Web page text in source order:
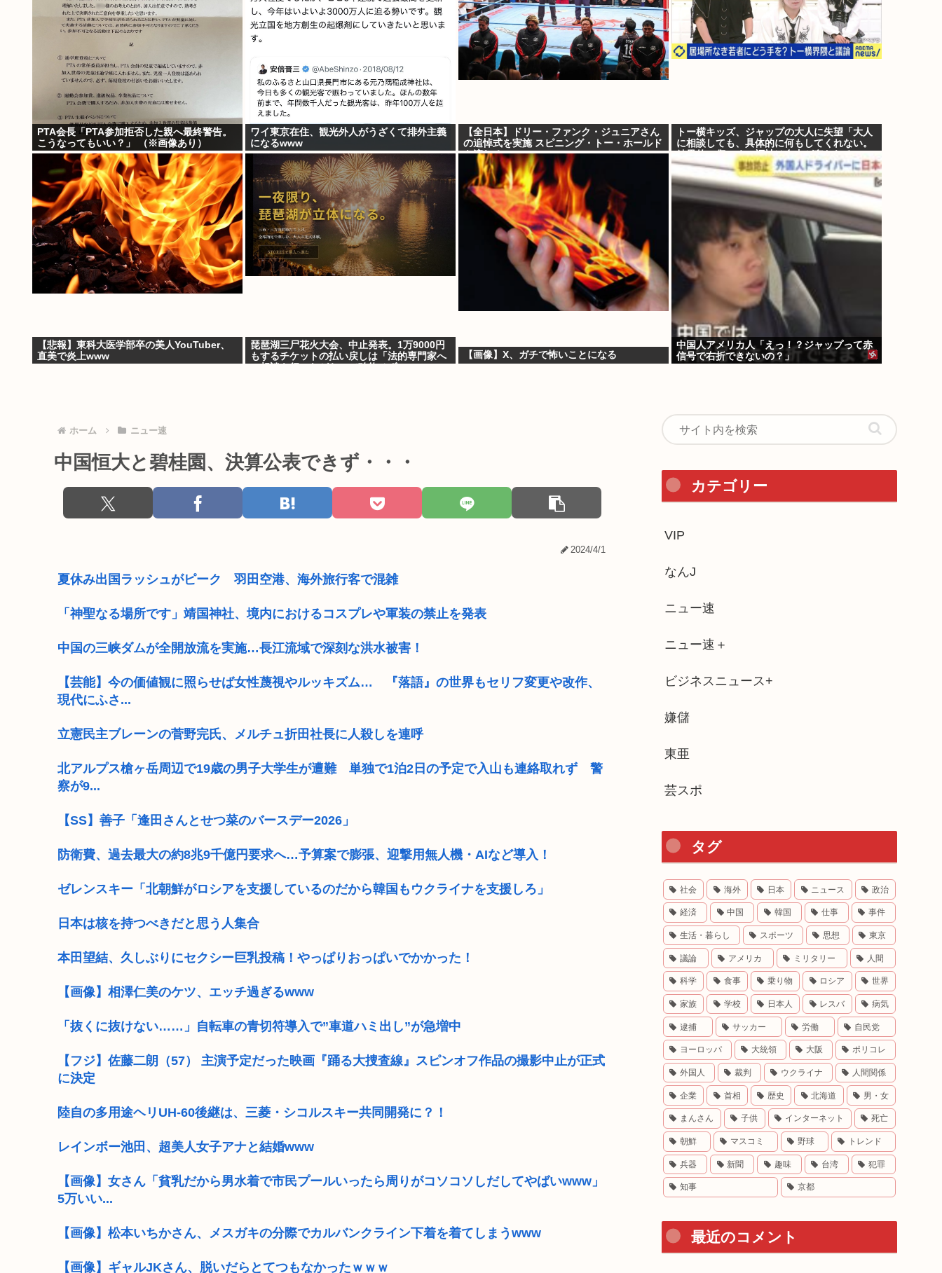
PTA会長「PTA参加拒否した親へ最終警告。
こうなってもいい？」 （※画像あり）
ワイ東京在住、観光外人がうざくて排外主義
になるwww
【全日本】ドリー・ファンク・ジュニアさん
の追悼式を実施 スピニング・トー・ホールド
も流れる
トー横キッズ、ジャップの大人に失望「大人
に相談しても、具体的に何もしてくれない。
結果的に傷つく。福祉は自由が奪われる」
【悲報】東科大医学部卒の美人YouTuber、
直美で炎上www
琵琶湖三尸花火大会、中止発表。1万9000円
もするチケットの払い戻しは「法的専門家へ
【画像】X、ガチで怖いことになる
中国人アメリカ人「えっ！？ジャップって赤
信号で右折できないの？」
ホーム ニュー速
中国恒大と碧桂園、決算公表できず・・・
2024/4/1
夏休み出国ラッシュがピーク 羽田空港、海外旅行客で混雑
「神聖なる場所です」靖国神社、境内におけるコスプレや軍装の禁止を発表
中国の三峡ダムが全開放流を実施…長江流域で深刻な洪水被害！
【芸能】今の価値観に照らせば女性蔑視やルッキズム… 『落語』の世界もセリフ変更や改作、
現代にふさ...
立憲民主ブレーンの菅野完氏、メルチュ折田社長に人殺しを連呼
北アルプス槍ヶ岳周辺で19歳の男子大学生が遭難 単独で1泊2日の予定で入山も連絡取れず 警
察が9...
【SS】善子「逢田さんとせつ菜のバースデー2026」
防衛費、過去最大の約8兆9千億円要求へ…予算案で膨張、迎撃用無人機・AIなど導入！
ゼレンスキー「北朝鮮がロシアを支援しているのだから韓国もウクライナを支援しろ」
日本は核を持つべきだと思う人集合
本田望結、久しぶりにセクシー巨乳投稿！やっぱりおっぱいでかかった！
【画像】相澤仁美のケツ、エッチ過ぎるwww
「抜くに抜けない……」自転車の青切符導入で”車道ハミ出し”が急増中
【フジ】佐藤二朗（57） 主演予定だった映画『踊る大捜査線』スピンオフ作品の撮影中止が正式
に決定
陸自の多用途ヘリUH-60後継は、三菱・シコルスキー共同開発に？！
レインボー池田、超美人女子アナと結婚www
【画像】女さん「貧乳だから男水着で市民プールいったら周りがコソコソしだしてやばいwww」
5万いい...
【画像】松本いちかさん、メスガキの分際でカルバンクライン下着を着てしまうwww
【画像】ギャルJKさん、脱いだらとてつもなかったｗｗｗ
カテゴリー
VIP
なんJ
ニュー速
ニュー速＋
ビジネスニュース+
嫌儲
東亜
芸スポ
タグ
社会 海外 日本 ニュース 政治
経済 中国 韓国 仕事 事件
生活・暮らし スポーツ 思想 東京
議論 アメリカ ミリタリー 人間
科学 食事 乗り物 ロシア 世界
家族 学校 日本人 レスバ 病気
逮捕 サッカー 労働 自民党
ヨーロッパ 大統領 大阪 ポリコレ
外国人 裁判 ウクライナ 人間関係
企業 首相 歴史 北海道 男・女
まんさん 子供 インターネット 死亡
朝鮮 マスコミ 野球 トレンド
兵器 新聞 趣味 台湾 犯罪
知事 京都
最近のコメント